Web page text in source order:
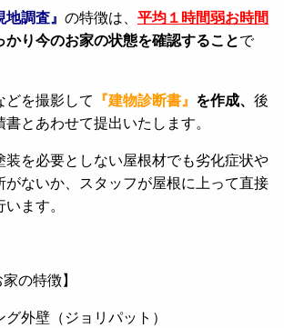
地調査』 の特徴は、 平均１時間弱お時間
かり今のお家の状態を確認することで
どを撮影して 『建物診断書』 を作成、 後
書とあわせて提出いたします。
装を必要としない屋根材でも劣化症状や
がないか、スタッフが屋根に上って直接
ます。
の特徴】
外壁（ジョリパット）